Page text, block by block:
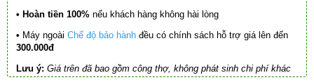
• Hoàn tiền 100% nếu khách hàng không hài lòng
• Máy ngoài Chế độ bảo hành đều có chính sách hỗ trợ giá lên đến
300.000đ
Lưu ý: Giá trên đã bao gồm công thợ, không phát sinh chi phí khác